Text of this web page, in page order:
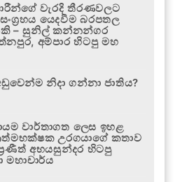
වැරදි තීරණවලට
යෙදවීම බරපතල
– සුනිල් කන්නන්ගර
අම්පාර හිටපු මහ
නිදා ගන්නා ජාතිය?
වාර්තාගත ලෙස ඉහළ
උරගයාගේ කතාව
අභයසුන්දර හිටපු
මහාචාර්ය